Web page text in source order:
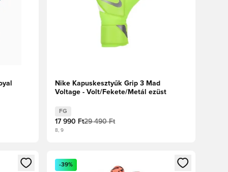
Nike Kapuskesztyűk Grip 3 Mad
Voltage - Volt/Fekete/Metál ezüst
FG
17 990 Ft29 490 Ft
8, 9
vagy a tagként való regisztrációhoz
Megnyit egy modált a bejelentkezéshez vagy a
-39%